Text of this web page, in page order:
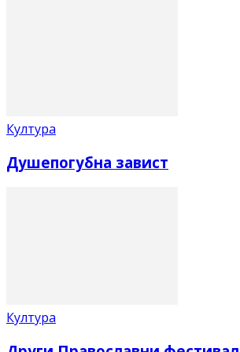
Култура
Душепогубна завист
Култура